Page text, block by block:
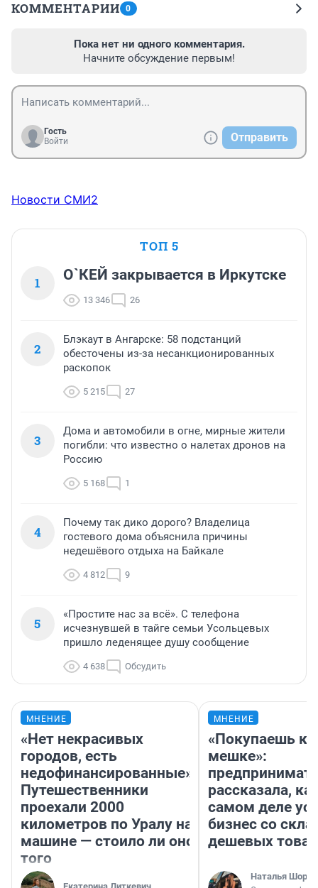
КОММЕНТАРИИ 0
Пока нет ни одного комментария.
Начните обсуждение первым!
Гость
Войти
Отправить
Новости СМИ2
ТОП 5
1 О`КЕЙ закрывается в Иркутске
13 346 26
2
Блэкаут в Ангарске: 58 подстанций
обесточены из-за несанкционированных
раскопок
5 215 27
3
Дома и автомобили в огне, мирные жители
погибли: что известно о налетах дронов на
Россию
5 168 1
4
Почему так дико дорого? Владелица
гостевого дома объяснила причины
недешёвого отдыха на Байкале
4 812 9
5
«Простите нас за всё». С телефона
исчезнувшей в тайге семьи Усольцевых
пришло леденящее душу сообщение
4 638 Обсудить
МНЕНИЕ
«Нет некрасивых
городов, есть
недофинансированные».
Путешественники
проехали 2000
километров по Уралу на
машине — стоило ли оно
того
МНЕНИЕ
«Покупаешь
мешке»:
рассказала,
самом деле
бизнес со
дешевых
Наталья